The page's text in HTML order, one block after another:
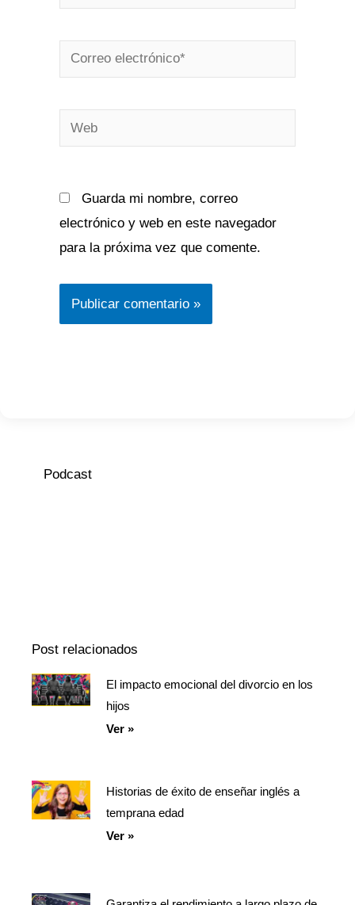
Correo
electrónico*
Web
Guarda mi nombre, correo
electrónico y web en este navegador
para la próxima vez que comente.
Podcast
Pódcast
Post relacionados
El impacto emocional del divorcio en los
hijos
Ver »
Historias de éxito de enseñar inglés a
temprana edad
Ver »
PáginaPáginaPágina